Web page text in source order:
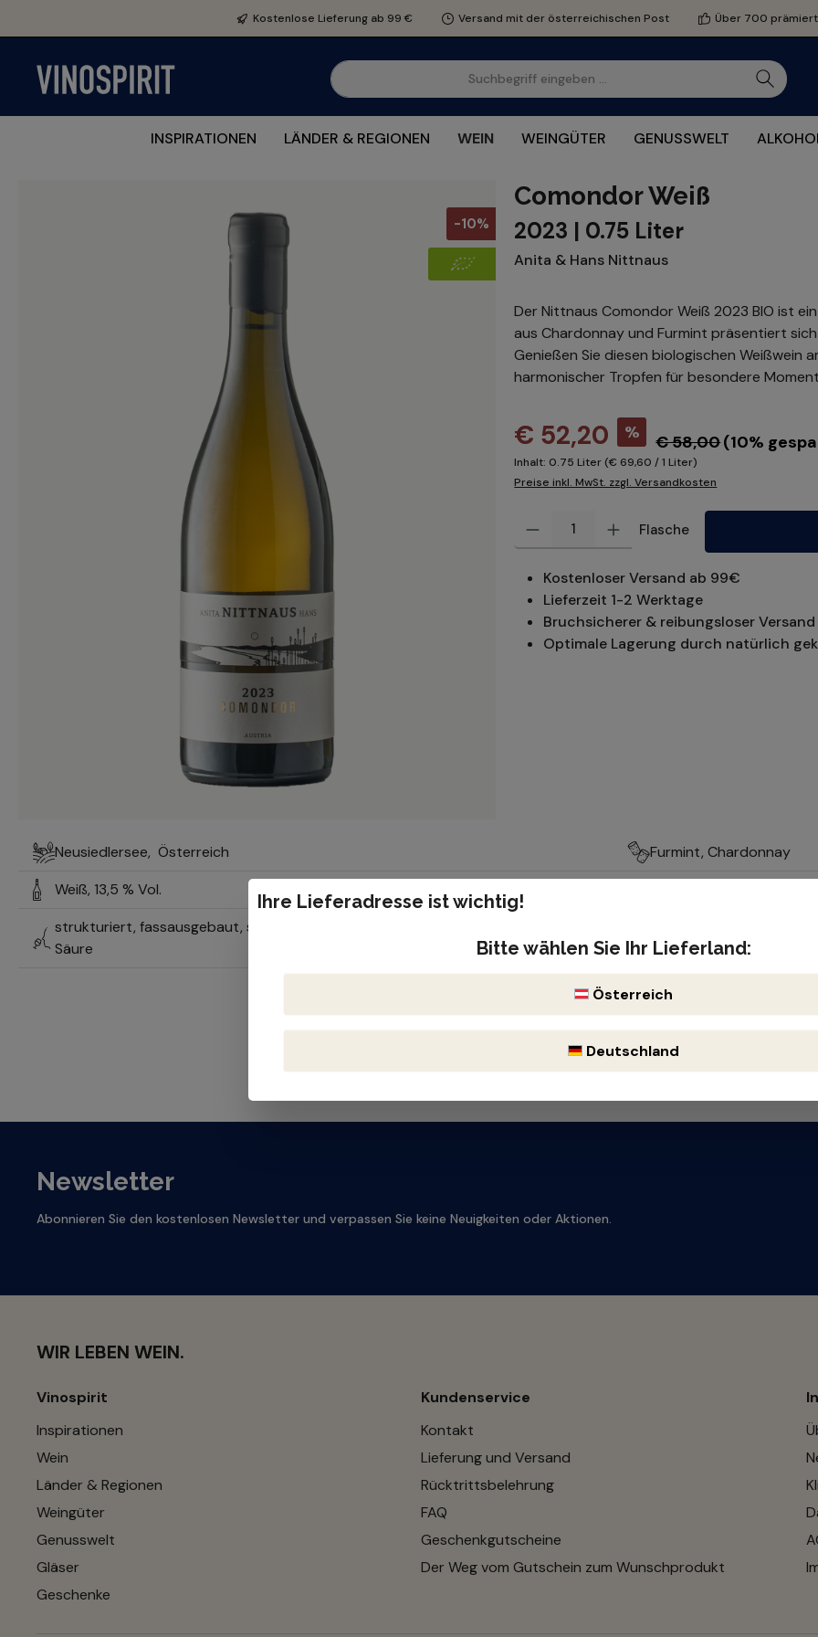
Zur Hauptnavigation springenKostenlose Lieferung ab 99 € Versand mit der österreichischen Post Über 700
INSPIRATIONEN LÄNDER & REGIONEN WEIN WEINGÜTER GENUSSWELT
-10%
Comondor Weiß
2023 | 0.75 Liter
Anita & Hans Nittnaus
Der Nittnaus Comondor Weiß 2023 BIO ist
aus Chardonnay und Furmint präsentiert
Genießen Sie diesen biologischen Weißwein
harmonischer Tropfen für besondere
€ 52,20 % € 58,00(10%
Inhalt: 0.75 Liter (€ 69,60 / 1 Liter)
Preise inkl. MwSt. zzgl. Versandkosten
Produkt Anzahl: Gib den gewünschten Wert ein oder
Flasche
Kostenloser Versand ab 99€
Lieferzeit 1-2 Werktage
Bruchsicherer & reibungsloser
Optimale Lagerung durch natürlich
Neusiedlersee, Österreich
Weiß, 13,5 % Vol.
strukturiert, fassausgebaut, schöner Trinkfluss, mineralisch, kräftig, elegante
Säure
Furmint, Chardonnay
Newsletter
Abonnieren Sie den kostenlosen Newsletter und verpassen Sie keine Neuigkeiten oder Aktionen.
WIR LEBEN WEIN.
Vinospirit
Inspirationen
Wein
Länder & Regionen
Weingüter
Genusswelt
Gläser
Geschenke
Kundenservice
Kontakt
Lieferung und Versand
Rücktrittsbelehrung
FAQ
Geschenkgutscheine
Der Weg vom Gutschein zum Wunschprodukt
Ihre Lieferadresse ist wichtig!
Bitte wählen Sie Ihr Lieferland:
Österreich
Deutschland